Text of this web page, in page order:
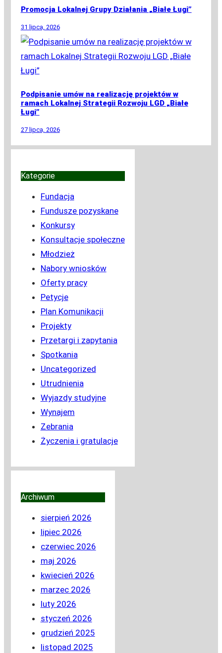
Promocja Lokalnej Grupy Działania „Białe Ługi”
31 lipca, 2026
Podpisanie umów na realizację projektów w
ramach Lokalnej Strategii Rozwoju LGD „Białe
Ługi”
27 lipca, 2026
Kategorie
Fundacja
Fundusze pozyskane
Konkursy
Konsultacje społeczne
Młodzież
Nabory wniosków
Oferty pracy
Petycje
Plan Komunikacji
Projekty
Przetargi i zapytania
Spotkania
Uncategorized
Utrudnienia
Wyjazdy studyjne
Wynajem
Zebrania
Życzenia i gratulacje
Archiwum
sierpień 2026
lipiec 2026
czerwiec 2026
maj 2026
kwiecień 2026
marzec 2026
luty 2026
styczeń 2026
grudzień 2025
listopad 2025